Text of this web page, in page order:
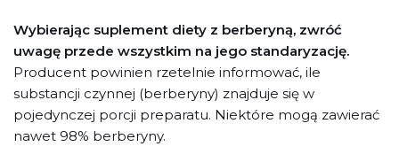
Wybierając suplement diety z berberyną, zwróć
uwagę przede wszystkim na jego standaryzację.
Producent powinien rzetelnie informować, ile
substancji czynnej (berberyny) znajduje się w
pojedynczej porcji preparatu. Niektóre mogą zawierać
nawet 98% berberyny.